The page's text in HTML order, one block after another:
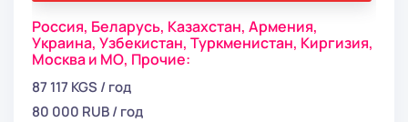
Россия, Беларусь, Казахстан, Армения,
Украина, Узбекистан, Туркменистан, Киргизия,
Москва и МО, Прочие:
87 117 KGS / год
80 000 RUB / год